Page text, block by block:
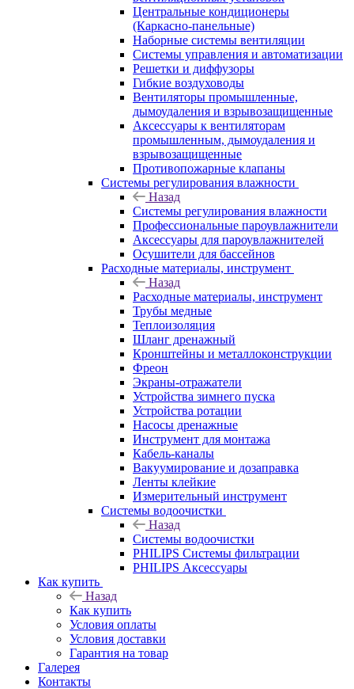
Центральные кондиционеры
(Каркасно-панельные)
Наборные системы вентиляции
Системы управления и автоматизации
Решетки и диффузоры
Гибкие воздуховоды
Вентиляторы промышленные,
дымоудаления и взрывозащищенные
Аксессуары к вентиляторам
промышленным, дымоудаления и
взрывозащищенные
Противопожарные клапаны
Системы регулирования влажности
Назад
Системы регулирования влажности
Профессиональные пароувлажнители
Аксессуары для пароувлажнителей
Осушители для бассейнов
Расходные материалы, инструмент
Назад
Расходные материалы, инструмент
Трубы медные
Теплоизоляция
Шланг дренажный
Кронштейны и металлоконструкции
Фреон
Экраны-отражатели
Устройства зимнего пуска
Устройства ротации
Насосы дренажные
Инструмент для монтажа
Кабель-каналы
Вакуумирование и дозаправка
Ленты клейкие
Измерительный инструмент
Системы водоочистки
Назад
Системы водоочистки
PHILIPS Системы фильтрации
PHILIPS Аксессуары
Как купить
Назад
Как купить
Условия оплаты
Условия доставки
Гарантия на товар
Галерея
Контакты